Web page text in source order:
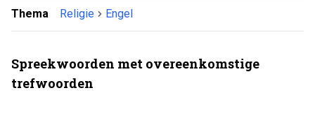
Thema Religie Engel
Spreekwoorden met overeenkomstige
trefwoorden